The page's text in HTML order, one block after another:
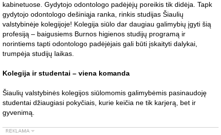
kabinetuose. Gydytojo odontologo padėjėjų poreikis tik didėja. Tapk
gydytojo odontologo dešiniąja ranka, rinkis studijas Šiaulių
valstybinėje kolegijoje! Kolegija siūlo dar daugiau galimybių įgyti šią
profesiją – baigusiems Burnos higienos studijų programą ir
norintiems tapti odontologo padėjėjais gali būti įskaityti dalykai,
trumpėja studijų laikas.
Kolegija ir studentai – viena komanda
Šiaulių valstybinės kolegijos siūlomomis galimybėmis pasinaudoję
studentai džiaugiasi pokyčiais, kurie keičia ne tik karjerą, bet ir
gyvenimą.